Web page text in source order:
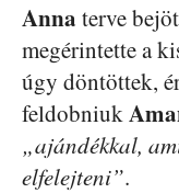
Anna terve
megérintette a
úgy döntöttek,
feldobniuk
„ajándékkal,
elfelejteni”.